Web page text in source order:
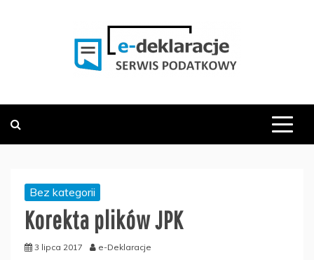
Bez kategorii
Korekta plików JPK
3 lipca 2017 e-Deklaracje